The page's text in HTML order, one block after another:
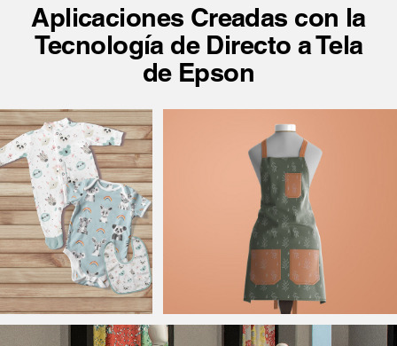
Aplicaciones Creadas con la
Tecnología de Directo a Tela
de Epson